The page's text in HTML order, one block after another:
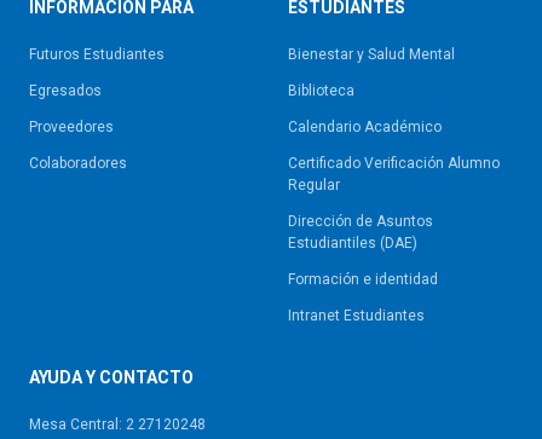
INFORMACIÓN PARA
Futuros Estudiantes
Egresados
Proveedores
Colaboradores
ESTUDIANTES
Bienestar y Salud Mental
Biblioteca
Calendario Académico
Certificado Verificación Alumno
Regular
Dirección de Asuntos
Estudiantiles (DAE)
Formación e identidad
Intranet Estudiantes
AYUDA Y CONTACTO
Mesa Central: 2 27120248